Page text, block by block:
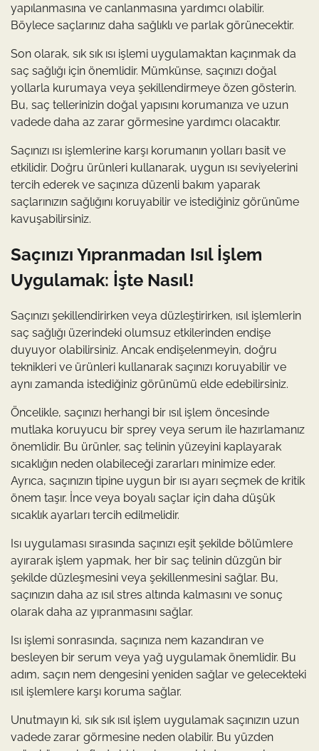
yapılanmasına ve canlanmasına yardımcı olabilir.
Böylece saçlarınız daha sağlıklı ve parlak görünecektir.
Son olarak, sık sık ısı işlemi uygulamaktan kaçınmak da
saç sağlığı için önemlidir. Mümkünse, saçınızı doğal
yollarla kurumaya veya şekillendirmeye özen gösterin.
Bu, saç tellerinizin doğal yapısını korumanıza ve uzun
vadede daha az zarar görmesine yardımcı olacaktır.
Saçınızı ısı işlemlerine karşı korumanın yolları basit ve
etkilidir. Doğru ürünleri kullanarak, uygun ısı seviyelerini
tercih ederek ve saçınıza düzenli bakım yaparak
saçlarınızın sağlığını koruyabilir ve istediğiniz görünüme
kavuşabilirsiniz.
Saçınızı Yıpranmadan Isıl İşlem
Uygulamak: İşte Nasıl!
Saçınızı şekillendirirken veya düzleştirirken, ısıl işlemlerin
saç sağlığı üzerindeki olumsuz etkilerinden endişe
duyuyor olabilirsiniz. Ancak endişelenmeyin, doğru
teknikleri ve ürünleri kullanarak saçınızı koruyabilir ve
aynı zamanda istediğiniz görünümü elde edebilirsiniz.
Öncelikle, saçınızı herhangi bir ısıl işlem öncesinde
mutlaka koruyucu bir sprey veya serum ile hazırlamanız
önemlidir. Bu ürünler, saç telinin yüzeyini kaplayarak
sıcaklığın neden olabileceği zararları minimize eder.
Ayrıca, saçınızın tipine uygun bir ısı ayarı seçmek de kritik
önem taşır. İnce veya boyalı saçlar için daha düşük
sıcaklık ayarları tercih edilmelidir.
Isı uygulaması sırasında saçınızı eşit şekilde bölümlere
ayırarak işlem yapmak, her bir saç telinin düzgün bir
şekilde düzleşmesini veya şekillenmesini sağlar. Bu,
saçınızın daha az ısıl stres altında kalmasını ve sonuç
olarak daha az yıpranmasını sağlar.
Isı işlemi sonrasında, saçınıza nem kazandıran ve
besleyen bir serum veya yağ uygulamak önemlidir. Bu
adım, saçın nem dengesini yeniden sağlar ve gelecekteki
ısıl işlemlere karşı koruma sağlar.
Unutmayın ki, sık sık ısıl işlem uygulamak saçınızın uzun
vadede zarar görmesine neden olabilir. Bu yüzden